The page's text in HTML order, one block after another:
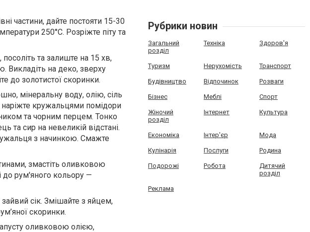
частини, дайте постояти 15-30
250°С. Розріжте піту та
та залиште на 15 хв,
Викладіть на деко, зверху
до золотистої скоринки.
мінеральну воду, олію, сіль
наріжте кружальцями помідори
та чорним перцем. Тонко
та сир на невеликій відстані.
з начинкою. Смажте
змастіть оливковою
до рум'яного кольору —
зайвий сік. Змішайте з яйцем,
скоринки.
оливковою олією,
Рубрики новин
Загальний
розділ
Техніка Здоров'я
Туризм Нерухомість Транспорт
Будівництво Відпочинок Розваги
Бізнес Меблі Спорт
Жіночий
розділ
Інтернет Культура
Економіка Інтер'єр Мода
Кулінарія Послуги Родина
Подорожі Робота
Дитячий
розділ
Реклама